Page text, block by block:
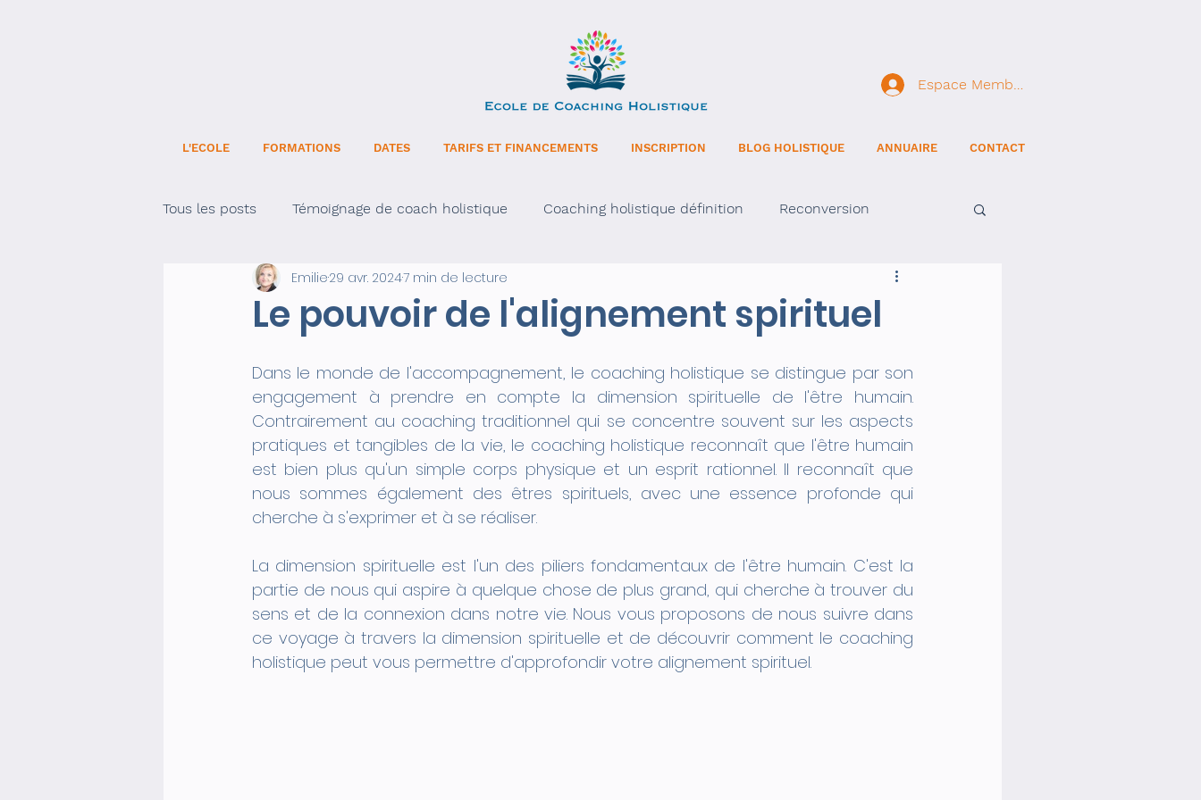
Espace Membre
L'ECOLE FORMATIONS DATES TARIFS ET FINANCEMENTS INSCRIPTION BLOG HOLISTIQUE ANNUAIRE CONTACT
Tous les posts Témoignage de coach holistique Coaching holistique définition Reconversion
Développement personnel intuition avec l’âge
Le pouvoir de l'alignement spirituel
Emilie29 avr. 20247 min de lecture
Dans le monde de l'accompagnement, le coaching holistique se distingue par son
engagement à prendre en compte la dimension spirituelle de l'être humain.
Contrairement au coaching traditionnel qui se concentre souvent sur les aspects
pratiques et tangibles de la vie, le coaching holistique reconnaît que l'être humain
est bien plus qu'un simple corps physique et un esprit rationnel. Il reconnaît que
nous sommes également des êtres spirituels, avec une essence profonde qui
cherche à s'exprimer et à se réaliser.
La dimension spirituelle est l'un des piliers fondamentaux de l'être humain. C'est la
partie de nous qui aspire à quelque chose de plus grand, qui cherche à trouver du
sens et de la connexion dans notre vie. Nous vous proposons de nous suivre dans
ce voyage à travers la dimension spirituelle et de découvrir comment le coaching
holistique peut vous permettre d'approfondir votre alignement spirituel.